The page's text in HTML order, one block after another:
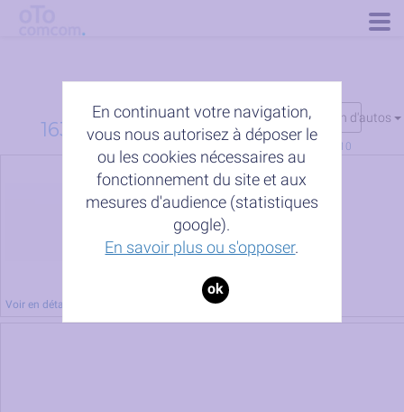
modules de s�lection d'autos
... 10
... 1812
16308 autos trouvées partout
Voir en détail
En continuant votre navigation,
vous nous autorisez à déposer le
ou les cookies nécessaires au
fonctionnement du site et aux
mesures d'audience (statistiques
google).
En savoir plus ou s'opposer.
ok